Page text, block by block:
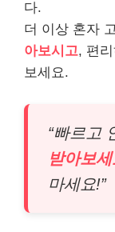
다.
더 이상 혼자
아보시고, 편
보세요.
“빠르고
받아보
마세요!”